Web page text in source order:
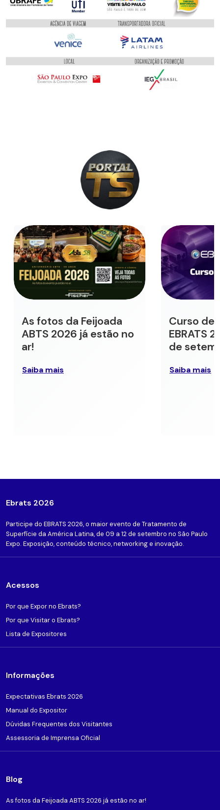
As fotos da Feijoada
ABTS 2026 já estão no
ar!
Saiba mais
Curso de
EBRATS
de
Saiba mais
Ebrats 2026
Participe do EBRATS 2026, o maior evento de Tratamento de
Superfície da América Latina, de 09 a 12 de setembro no São Paulo
Expo. Exposição, conteúdo técnico, networking e inovação.
Acessos
Por que Expor no Ebrats?
Por que Visitar o Ebrats?
Lista de Expositores
Informações
Expectativas Ebrats 2026
Manual do Expositor
Dúvidas Frequentes dos Visitantes
Assessoria de Imprensa Oficial
Blog
As fotos da Feijoada ABTS 2026 já estão no ar!